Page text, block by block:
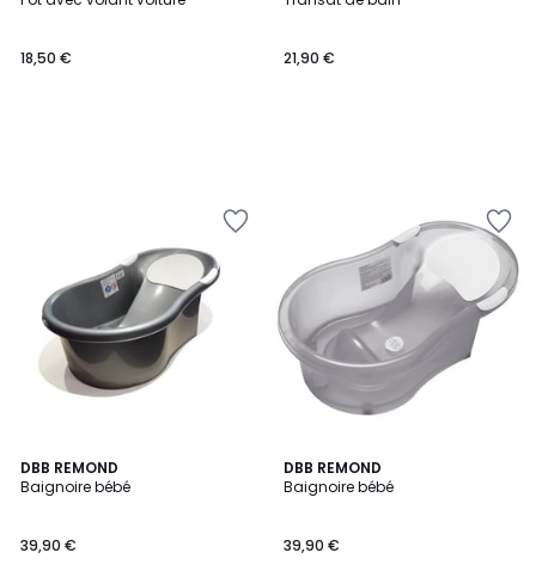
18,50 € 21,90 €
DBB REMOND
Baignoire bébé
39,90 €
DBB REMOND
Baignoire bébé
39,90 €
2
Couleurs